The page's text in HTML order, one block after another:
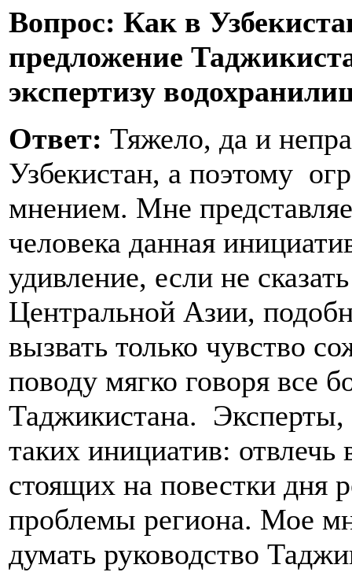
Вопрос: Как в
предложение
экспертизу
Ответ: Тяжело, да и
Узбекистан, а поэтому
мнением. Мне
человека данная
удивление, если не
Центральной Азии,
вызвать только чувство
поводу мягко говоря все
Таджикистана.
таких инициатив:
стоящих на повестки дня
проблемы региона. Мое
думать руководство